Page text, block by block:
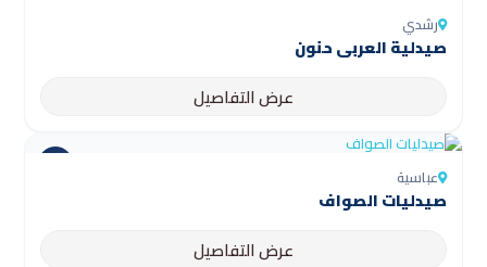
رشدي
صيدلية العربى حنون
عرض التفاصيل
عباسية
صيدليات الصواف
عرض التفاصيل